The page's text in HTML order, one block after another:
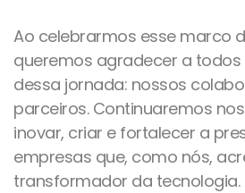
Ao celebrarmos esse marco
queremos agradecer a
dessa jornada: nossos
parceiros. Continuaremos
inovar, criar e fortalecer a
empresas que, como nós,
transformador da tecnologia.